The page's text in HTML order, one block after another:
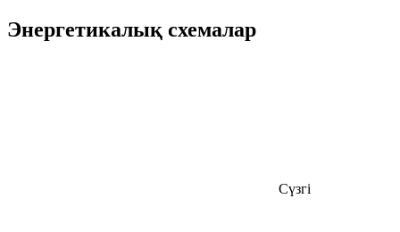
Энергетикалық схемалар
Сүзгі